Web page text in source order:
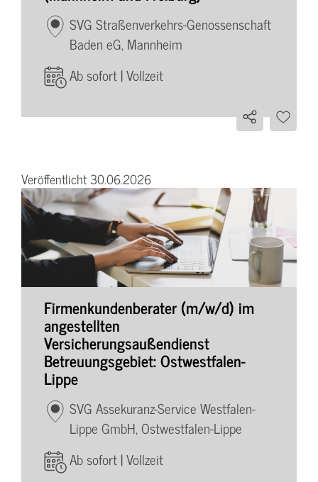
SVG Straßenverkehrs-Genossenschaft
Baden eG, Mannheim
Ab sofort | Vollzeit
Veröffentlicht 30.06.2026
Firmenkundenberater (m/w/d) im
angestellten
Versicherungsaußendienst
Betreuungsgebiet: Ostwestfalen-
Lippe
SVG Assekuranz-Service Westfalen-
Lippe GmbH, Ostwestfalen-Lippe
Ab sofort | Vollzeit